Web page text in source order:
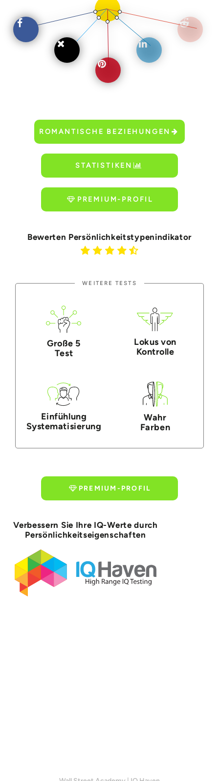
ROMANTISCHE BEZIEHUNGEN
STATISTIKEN
PREMIUM-PROFIL
Bewerten Persönlichkeitstypenindikator
WEITERE TESTS
Große 5
Test
Lokus von
Kontrolle
Einfühlung
Systematisierung
Wahr
Farben
PREMIUM-PROFIL
Verbessern Sie Ihre IQ-Werte durch
Persönlichkeitseigenschaften